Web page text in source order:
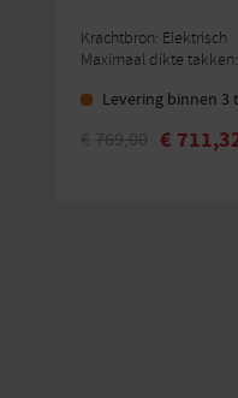
Krachtbron: Elektrisch
Maximaal dikte
Levering binnen 3
€ 769,00 €